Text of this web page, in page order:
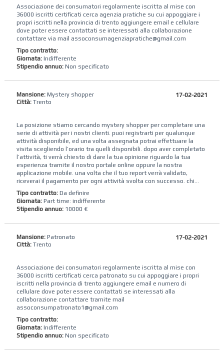
Associazione dei consumatori regolarmente iscritta al mise con
36000 iscritti certificati cerca agenzia pratiche su cui appoggiare i
propri iscritti nella provincia di trento aggiungere email e cellulare
dove poter essere contattati se interessati alla collaborazione
contattare via mail assoconsumagenziapratiche@gmail.com
Tipo contratto:
Giornata: Indifferente
Stipendio annuo: Non specificato
Mansione:Mystery shopper
Città:Trento
17-02-2021
La posizione stiamo cercando mystery shopper per completare una
serie di attività per i nostri clienti. puoi registrarti per qualunque
attività disponibile, ed una volta assegnata potrai effettuare la
visita scegliendo l’orario tra quelli disponibili. dopo aver completato
l’attività, ti verrà chiesto di dare la tua opinione riguardo la tua
esperienza tramite il nostro portale online oppure la nostra
applicazione mobile. una volta che il tuo report verrà validato,
riceverai il pagamento per ogni attività svolta con successo. chi...
Tipo contratto:Da definire
Giornata: Part time: indifferente
Stipendio annuo: 10000 €
Mansione:Patronato
Città:Trento
17-02-2021
Associazione dei consumatori regolarmente iscritta al mise con
36000 iscritti certificati cerca patronato su cui appoggiare i propri
iscritti nella provincia di trento aggiungere email e numero di
cellulare dove poter essere contattati se interessati alla
collaborazione contattare tramite mail
assoconsumpatronato1@gmail.com
Tipo contratto:
Giornata: Indifferente
Stipendio annuo: Non specificato